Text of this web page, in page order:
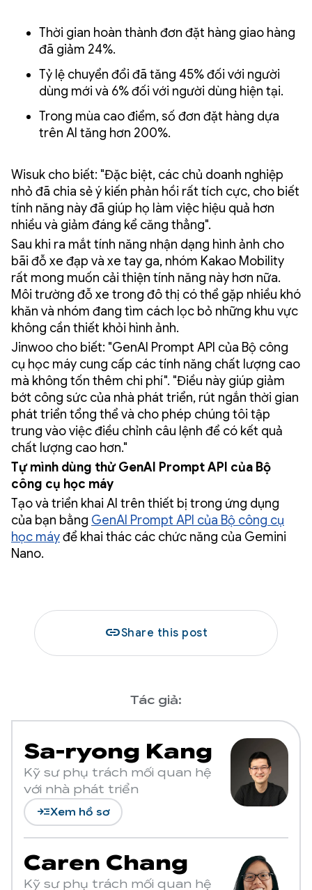
Thời gian hoàn thành đơn đặt hàng giao hàng
đã giảm 24%.
Tỷ lệ chuyển đổi đã tăng 45% đối với người
dùng mới và 6% đối với người dùng hiện tại.
Trong mùa cao điểm, số đơn đặt hàng dựa
trên AI tăng hơn 200%.
Wisuk cho biết: "Đặc biệt, các chủ doanh nghiệp
nhỏ đã chia sẻ ý kiến phản hồi rất tích cực, cho biết
tính năng này đã giúp họ làm việc hiệu quả hơn
nhiều và giảm đáng kể căng thẳng".
Sau khi ra mắt tính năng nhận dạng hình ảnh cho
bãi đỗ xe đạp và xe tay ga, nhóm Kakao Mobility
rất mong muốn cải thiện tính năng này hơn nữa.
Môi trường đỗ xe trong đô thị có thể gặp nhiều khó
khăn và nhóm đang tìm cách lọc bỏ những khu vực
không cần thiết khỏi hình ảnh.
Jinwoo cho biết: "GenAI Prompt API của Bộ công
cụ học máy cung cấp các tính năng chất lượng cao
mà không tốn thêm chi phí". "Điều này giúp giảm
bớt công sức của nhà phát triển, rút ngắn thời gian
phát triển tổng thể và cho phép chúng tôi tập
trung vào việc điều chỉnh câu lệnh để có kết quả
chất lượng cao hơn."
Tự mình dùng thử GenAI Prompt API của Bộ
công cụ học máy
Tạo và triển khai AI trên thiết bị trong ứng dụng
của bạn bằng GenAI Prompt API của Bộ công cụ
học máyđể khai thác các chức năng của Gemini
Nano.
linkShare this post
Tác giả:
Sa-ryong Kang
Kỹ sư phụ trách mối quan hệ
với nhà phát triển
read_moreXem hồ sơ
Caren Chang
Kỹ sư phụ trách mối quan hệ